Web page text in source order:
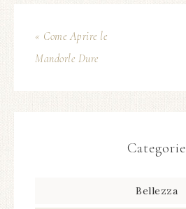
« Come Aprire le
Mandorle Dure
Categorie
Bellezza